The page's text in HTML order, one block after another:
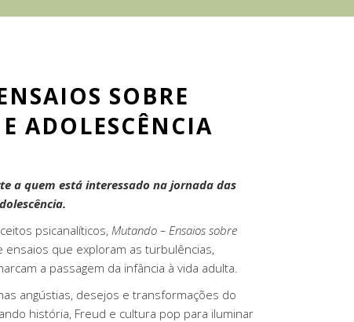
SOBRE
ADOLESCÊNCIA
a quem está interessado na jornada das
psicanalíticos, Mutando – Ensaios sobre
ensaios que exploram as turbulências,
a passagem da infância à vida adulta.
angústias, desejos e transformações do
história, Freud e cultura pop para iluminar